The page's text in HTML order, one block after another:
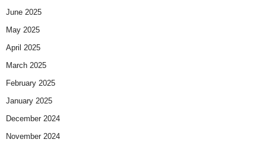
June 2025
May 2025
April 2025
March 2025
February 2025
January 2025
December 2024
November 2024